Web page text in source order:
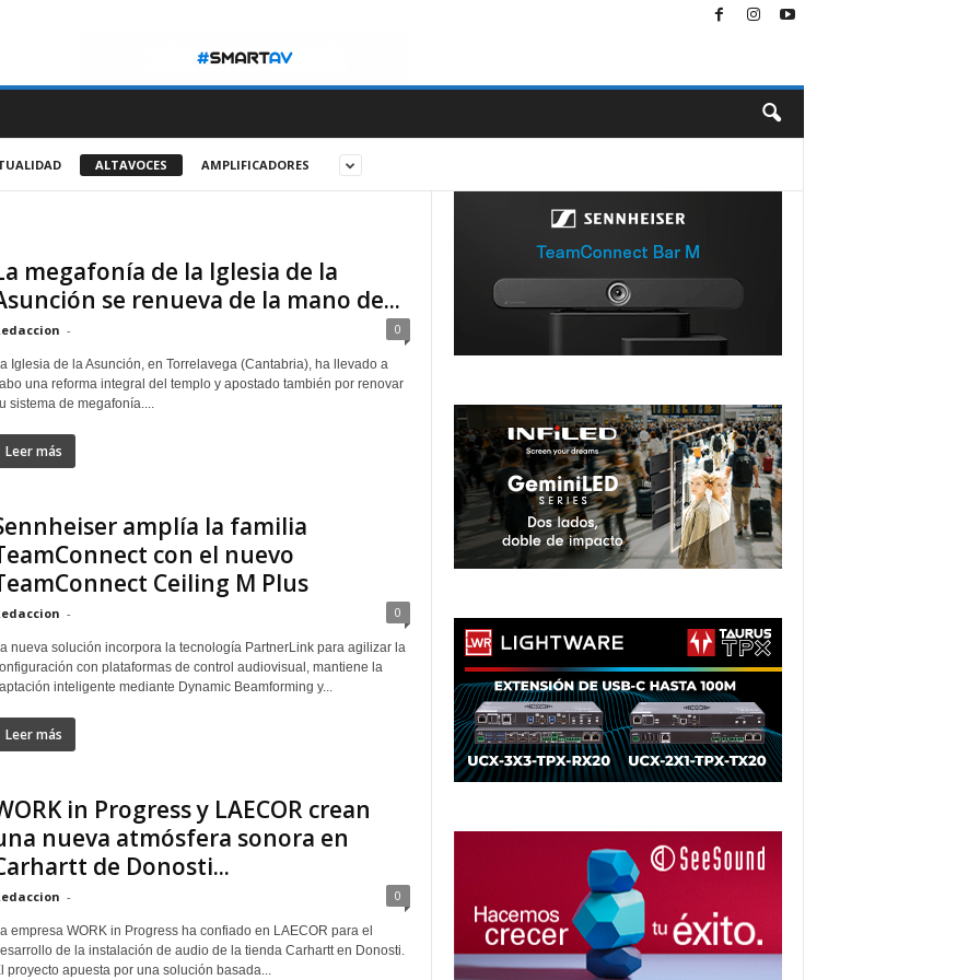
ALTAVOCES AMPLIFICADORES
megafonía de la Iglesia de la
se renueva de la mano de...
- 0
Iglesia de la Asunción, en Torrelavega (Cantabria), ha llevado a
una reforma integral del templo y apostado también por renovar
sistema de megafonía....
Leer más
amplía la familia
con el nuevo
Ceiling M Plus
- 0
nueva solución incorpora la tecnología PartnerLink para agilizar la
con plataformas de control audiovisual, mantiene la
inteligente mediante Dynamic Beamforming y...
Leer más
in Progress y LAECOR crean
nueva atmósfera sonora en
de Donosti...
- 0
empresa WORK in Progress ha confiado en LAECOR para el
de la instalación de audio de la tienda Carhartt en Donosti.
proyecto apuesta por una solución basada...